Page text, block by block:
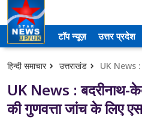
टॉप न्यूज़ उत्तर प्रदेश
हिन्दी समाचार उत्तराखंड
UK News : बदरीनाथ-
की गुणवत्ता जांच के लिए
उत्तर प्रदेश
आगरा